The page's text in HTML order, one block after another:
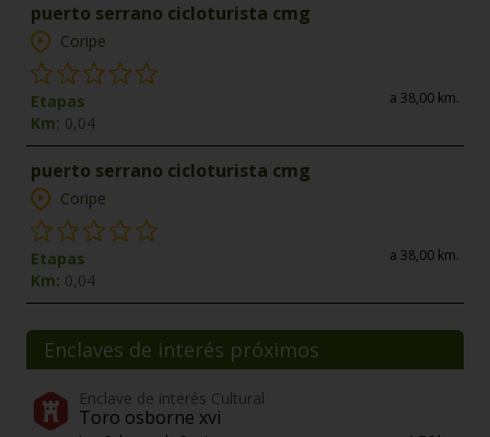
puerto serrano cicloturista cmg
Coripe
Etapas
Km: 0,04
a 38,00 km.
puerto serrano cicloturista cmg
Coripe
Etapas
Km: 0,04
a 38,00 km.
Enclaves de interés próximos
Enclave de interés Cultural
Toro osborne xvi